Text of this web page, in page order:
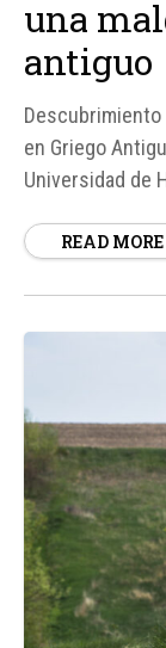
una
antiguo
Descubrimiento
en Griego
Universidad de
contiene una
READ MORE